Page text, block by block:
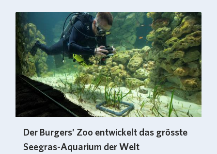
Der Burgers’ Zoo entwickelt das grösste
Seegras-Aquarium der Welt